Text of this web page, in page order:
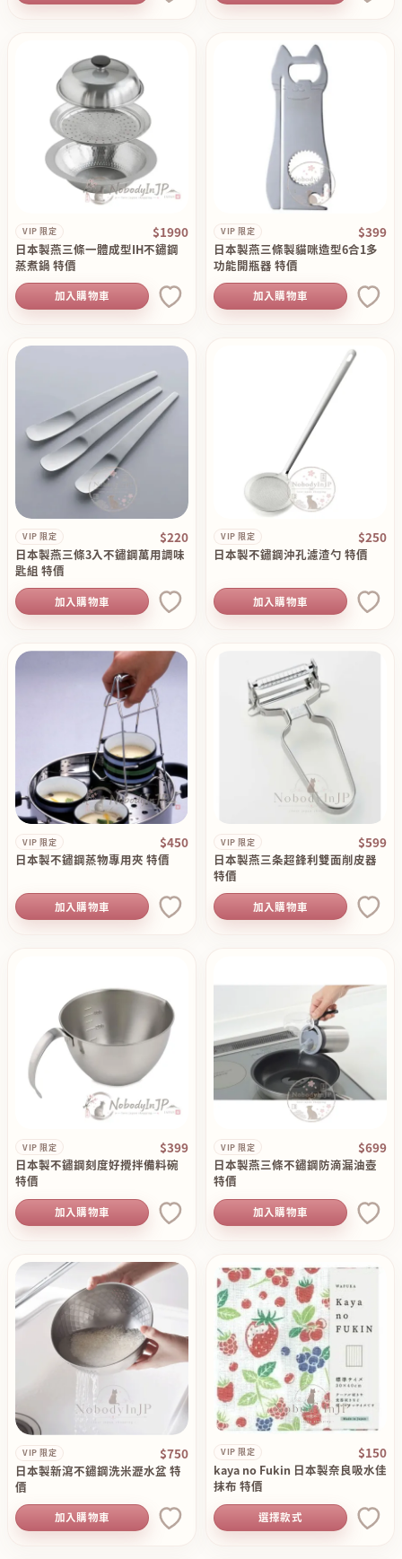
VIP 限定 $1990
日本製燕三條一體成型IH不鏽鋼
蒸煮鍋 特價
加入購物車
VIP 限定 $399
日本製燕三條製貓咪造型6合1多
功能開瓶器 特價
加入購物車
VIP 限定 $220
日本製燕三條3入不鏽鋼萬用調味
匙組 特價
加入購物車
VIP 限定 $250
日本製不鏽鋼沖孔濾渣勺 特價
加入購物車
VIP 限定 $450
日本製不鏽鋼蒸物專用夾 特價
加入購物車
VIP 限定 $599
日本製燕三条超鋒利雙面削皮器
特價
加入購物車
VIP 限定 $399
日本製不鏽鋼刻度好攪拌備料碗
特價
加入購物車
VIP 限定 $699
日本製燕三條不鏽鋼防滴漏油壺
特價
加入購物車
VIP 限定 $750
日本製新瀉不鏽鋼洗米瀝水盆 特
價
加入購物車
VIP 限定 $150
kaya no Fukin 日本製奈良吸水佳
抹布 特價
選擇款式